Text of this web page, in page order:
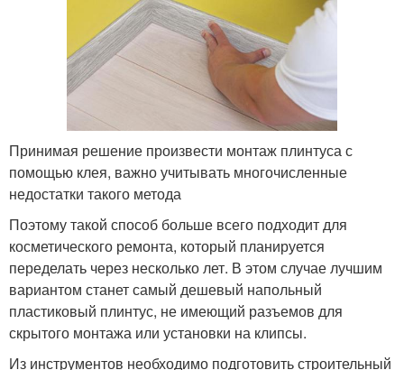
Принимая решение произвести монтаж плинтуса с
помощью клея, важно учитывать многочисленные
недостатки такого метода
Поэтому такой способ больше всего подходит для
косметического ремонта, который планируется
переделать через несколько лет. В этом случае лучшим
вариантом станет самый дешевый напольный
пластиковый плинтус, не имеющий разъемов для
скрытого монтажа или установки на клипсы.
Из инструментов необходимо подготовить строительный